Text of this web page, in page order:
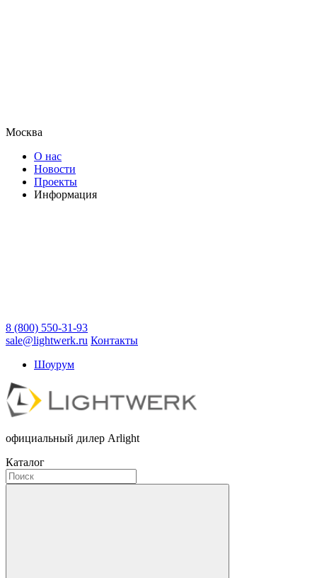
Москва
О нас
Новости
Проекты
Информация
8 (800) 550-31-93
sale@lightwerk.ru Контакты
Шоурум
официальный дилер Arlight
Каталог